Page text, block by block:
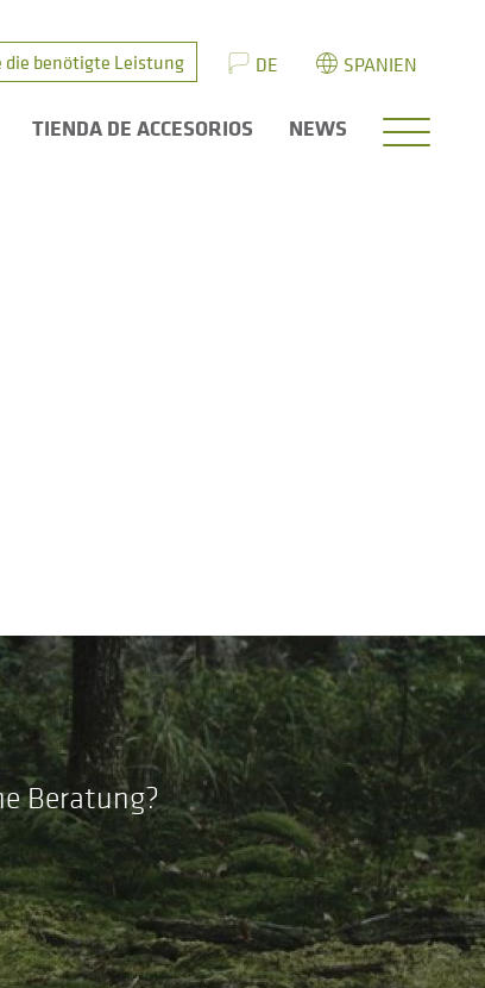
die benötigte Leistung DE SPANIEN
TIENDA DE ACCESORIOS NEWS
Beratung?